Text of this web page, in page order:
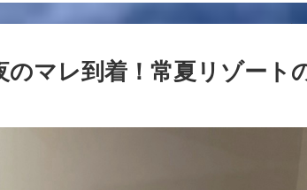
グ
マレ到着！常夏リゾート